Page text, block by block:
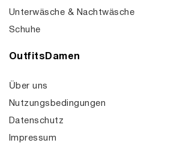
Unterwäsche & Nachtwäsche
Schuhe
OutfitsDamen
Über uns
Nutzungsbedingungen
Datenschutz
Impressum